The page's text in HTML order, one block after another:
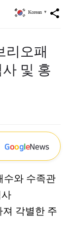
share
Korean ▼
리오패
및 홍
GoogleNews
수와 수족관
져 각별한 주